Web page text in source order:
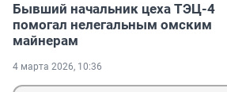
Бывший начальник цеха ТЭЦ-4
помогал нелегальным омским
майнерам
4 марта 2026, 10:36